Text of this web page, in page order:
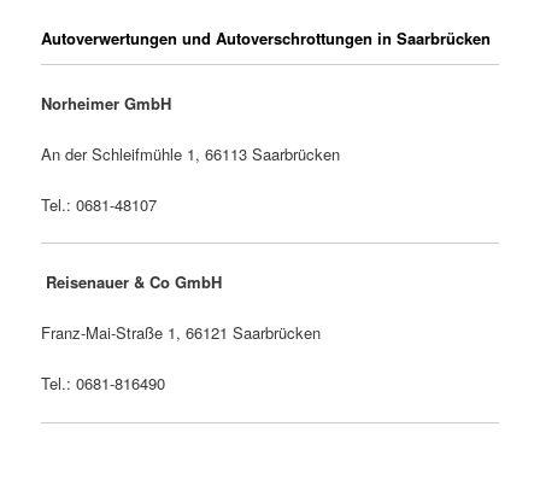
Autoverwertungen und Autoverschrottungen in Saarbrücken
Norheimer GmbH
An der Schleifmühle 1, 66113 Saarbrücken
Tel.: 0681-48107
Reisenauer & Co GmbH
Franz-Mai-Straße 1, 66121 Saarbrücken
Tel.: 0681-816490